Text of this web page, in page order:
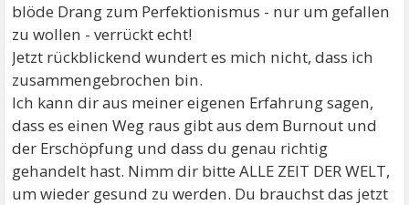
blöde Drang zum Perfektionismus - nur um gefallen
zu wollen - verrückt echt!
Jetzt rückblickend wundert es mich nicht, dass ich
zusammengebrochen bin.
Ich kann dir aus meiner eigenen Erfahrung sagen,
dass es einen Weg raus gibt aus dem Burnout und
der Erschöpfung und dass du genau richtig
gehandelt hast. Nimm dir bitte ALLE ZEIT DER WELT,
um wieder gesund zu werden. Du brauchst das jetzt